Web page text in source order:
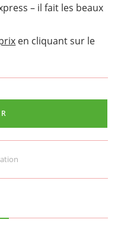
– il fait les beaux
en cliquant sur le